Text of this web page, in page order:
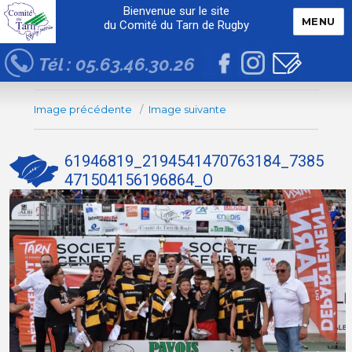
Bienvenue sur le site
du Comité du Tarn de Rugby
Tél : 05.63.46.30.26
MENU
Image précédente Image suivante
61946819_2194541470763184_7385
471504156196864_O